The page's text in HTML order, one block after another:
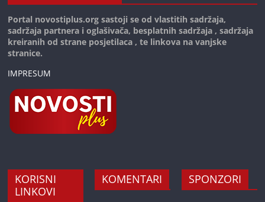
Portal novostiplus.org sastoji se od vlastitih sadržaja,
sadržaja partnera i oglašivača, besplatnih sadržaja , sadržaja
kreiranih od strane posjetilaca , te linkova na vanjske
stranice.
IMPRESUM
KORISNI
LINKOVI
KOMENTARI SPONZORI